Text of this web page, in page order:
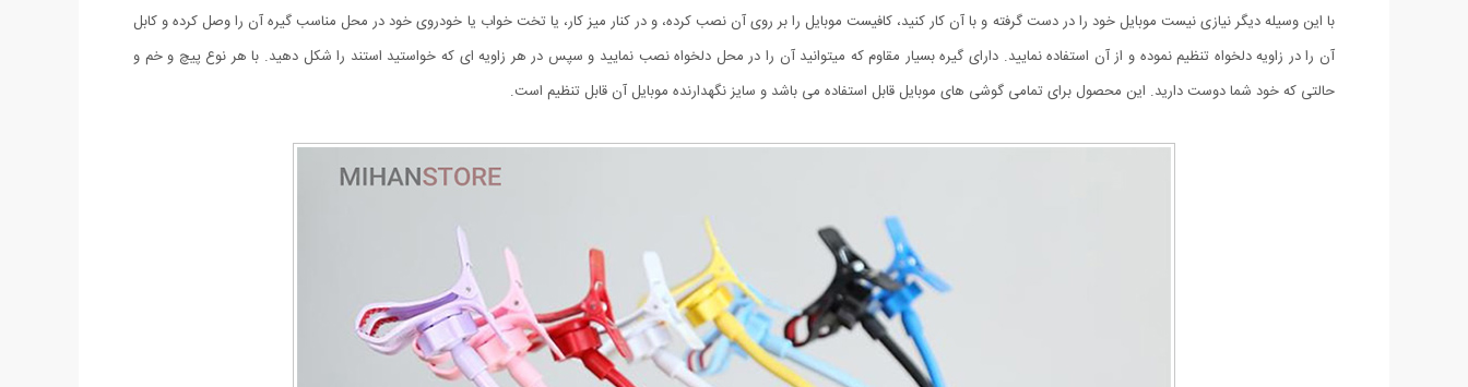
با این وسیله دیگر نیازی نیست موبایل خود را در دست گرفته و با آن کار کنید، کافیست موبایل را بر روی آن نصب کرده، و در کنار میز کار، یا تخت خواب یا خودروی خود در محل مناسب گیره آن را وصل کرده و کابل
آن را در زاویه دلخواه تنظیم نموده و از آن استفاده نمایید. دارای گیره بسیار مقاوم که میتوانید آن را در محل دلخواه نصب نمایید و سپس در هر زاویه ای که خواستید استند را شکل دهید. با هر نوع پیچ و خم و
حالتی که خود شما دوست دارید. این محصول برای تمامی گوشی های موبایل قابل استفاده می باشد و سایز نگهدارنده موبایل آن قابل تنظیم است.